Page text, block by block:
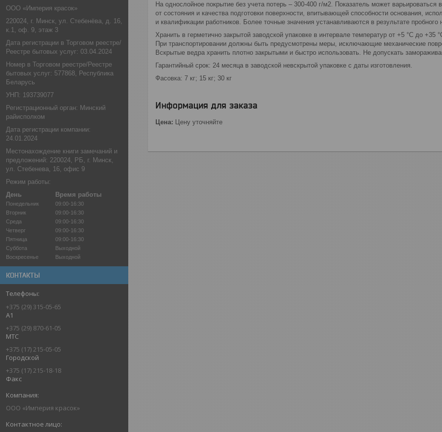
ООО «Империя красок»
220024, г. Минск, ул. Стебенёва, д. 16,
к.1, оф. 9, этаж 3
Дата регистрации в Торговом реестре/
Реестре бытовых услуг: 03.04.2024
Номер в Торговом реестре/Реестре
бытовых услуг: 577868, Республика
Беларусь
УНП: 193739077
Регистрационный орган: Минский
райисполком
Дата регистрации компании:
24.01.2024
Местонахождение книги замечаний и
предложений: 220024, РБ, г. Минск,
ул. Стебенева, 16, офис 9
Режим работы:
День
Время работы
Понедельник
09:00-16:30
Вторник
09:00-16:30
Среда
09:00-16:30
Четверг
09:00-16:30
Пятница
09:00-16:30
Суббота
Выходной
Воскресенье
Выходной
КОНТАКТЫ
+375 (29) 315-05-65
А1
+375 (29) 870-61-05
МТС
+375 (17) 215-05-05
Городской
+375 (17) 215-18-18
Факс
ООО «Империя красок»
На однослойное покрытие без учета потерь – 300-400 г/м2. Показатель может варьироваться
от состояния и качества подготовки поверхности, впитывающей способности основания,
и квалификации работников. Более точные значения устанавливаются в результате пробного
Хранить в герметично закрытой заводской упаковке в интервале температур от +5 °С до +35
При транспортировании должны быть предусмотрены меры, исключающие механические
Вскрытые ведра хранить плотно закрытыми и быстро использовать. Не допускать
Гарантийный срок: 24 месяца в заводской невскрытой упаковке с даты изготовления.
Фасовка: 7 кг; 15 кг; 30 кг
Информация для заказа
Цена: Цену уточняйте